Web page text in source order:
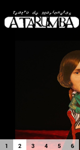
1 2 3 4 5 6